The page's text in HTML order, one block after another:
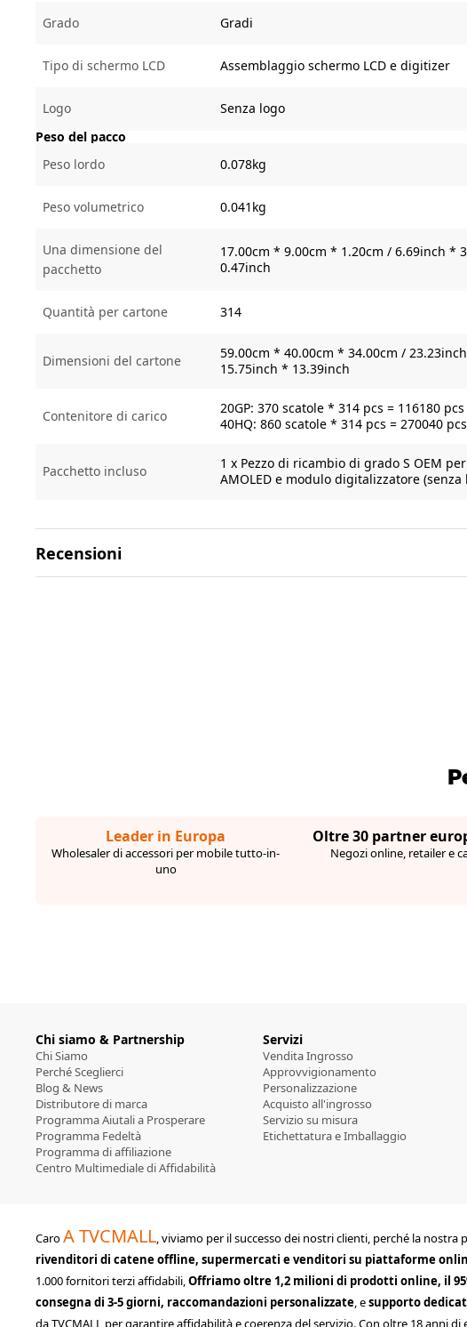
Grado Gradi
Tipo di schermo LCD Assemblaggio schermo LCD e digitizer
Logo
Senza logo
Peso del pacco
Peso lordo
0.078kg
Peso volumetrico 0.041kg
Una dimensione del
pacchetto
17.00cm * 9.00cm * 1.20cm / 6.69inch *
0.47inch
Quantità per cartone 314
Dimensioni del cartone
59.00cm * 40.00cm * 34.00cm /
15.75inch * 13.39inch
Contenitore di carico
20GP: 370 scatole * 314 pcs = 116180 pcs
40HQ: 860 scatole * 314 pcs = 270040 pcs
Pacchetto incluso
1 x Pezzo di ricambio di grado S OEM
AMOLED e modulo digitalizzatore (senza
Recensioni
Leader in Europa
Wholesaler di accessori per mobile tutto-in-
uno
Oltre 30 partner
Negozi online, retailer e
Chi siamo & Partnership
Chi Siamo
Perché Sceglierci
Blog & News
Distributore di marca
Programma Aiutali a Prosperare
Programma Fedeltà
Programma di affiliazione
Centro Multimediale di Affidabilità
Servizi
Vendita Ingrosso
Approvvigionamento
Personalizzazione
Acquisto all'ingrosso
Servizio su misura
Etichettatura e Imballaggio
CaroA TVCMALL, viviamo per il successo dei nostri clienti, perché la
rivenditori di catene offline, supermercati e venditori su piattaforme
1.000 fornitori terzi affidabili,Offriamo oltre 1,2 milioni di prodotti online, il
consegna di 3-5 giorni, raccomandazioni personalizzate, esupporto
da TVCMALL per garantire affidabilità e coerenza del servizio. Con oltre 18 anni di